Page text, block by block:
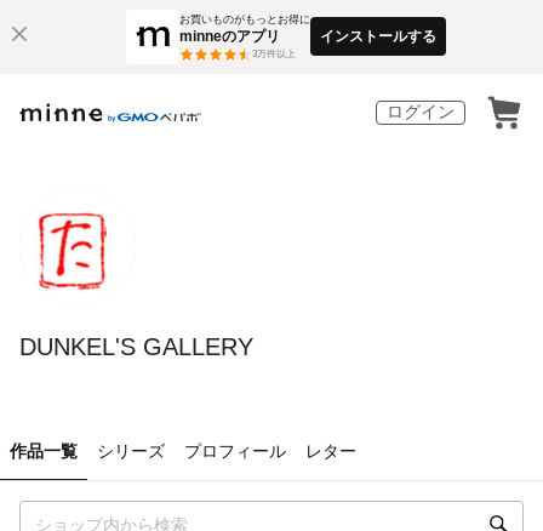
お買いものがもっとお得に
minneのアプリ
3万件以上
インストールする
ログイン
DUNKEL'S GALLERY
作品一覧 シリーズ プロフィール レター